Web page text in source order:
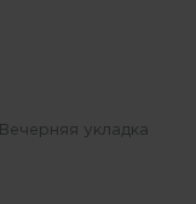
Вечерняя укладка